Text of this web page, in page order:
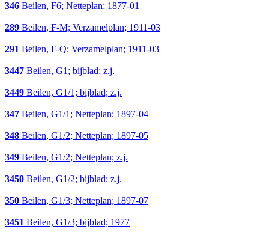
346 Beilen, F6; Netteplan; 1877-01
289 Beilen, F-M; Verzamelplan; 1911-03
291 Beilen, F-Q; Verzamelplan; 1911-03
3447 Beilen, G1; bijblad; z.j.
3449 Beilen, G1/1; bijblad; z.j.
347 Beilen, G1/1; Netteplan; 1897-04
348 Beilen, G1/2; Netteplan; 1897-05
349 Beilen, G1/2; Netteplan; z.j.
3450 Beilen, G1/2; bijblad; z.j.
350 Beilen, G1/3; Netteplan; 1897-07
3451 Beilen, G1/3; bijblad; 1977